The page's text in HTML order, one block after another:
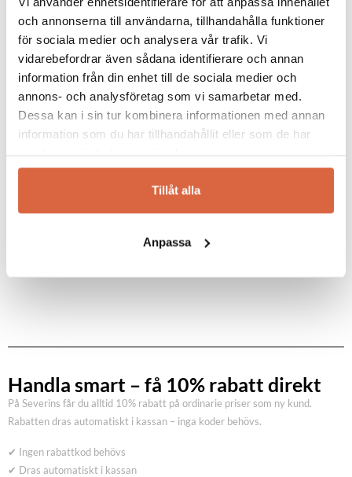
och annonserna till användarna, tillhandahålla funktioner
för sociala medier och analysera vår trafik. Vi
vidarebefordrar även sådana identifierare och annan
information från din enhet till de sociala medier och
annons- och analysföretag som vi samarbetar med.
Dessa kan i sin tur kombinera informationen med annan
information som du har tillhandahållit eller som de har
Tillåt alla
Anpassa
kommentar.
alldeles för dyrt så de lät tillverka en egen
variant, fick patent på fogningen och var helt
plötsligt möbelsnickare. Möbler från Fogia
tillverkas alltid utifrån nya influenser och de
bästa och mest lämpliga materialen, för att ge
dig som kund tidlösa möbler med hög kvalitet
och design.
Se alla våra möbler från Fogia online eller i
Se allt från Fogia
Handla smart – få 10% rabatt direkt
På Severins får du alltid 10% rabatt på ordinarie priser som ny kund.
Rabatten dras automatiskt i kassan – inga koder behövs.
✔ Ingen rabattkod behövs
✔ Dras automatiskt i kassan